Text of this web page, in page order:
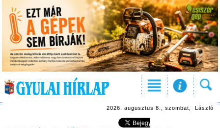
2026. augusztus 8., szombat, László